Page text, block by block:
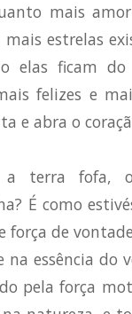
mais
estrelas
elas ficam do
felizes e
e abra o
a terra
É como
de
essência do
pela força